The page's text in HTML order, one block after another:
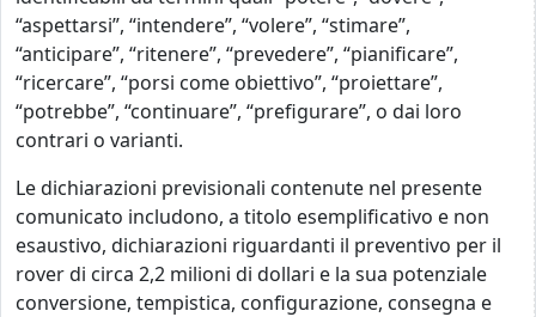
“aspettarsi”, “intendere”, “volere”, “stimare”,
“anticipare”, “ritenere”, “prevedere”, “pianificare”,
“ricercare”, “porsi come obiettivo”, “proiettare”,
“potrebbe”, “continuare”, “prefigurare”, o dai loro
contrari o varianti.
Le dichiarazioni previsionali contenute nel presente
comunicato includono, a titolo esemplificativo e non
esaustivo, dichiarazioni riguardanti il preventivo per il
rover di circa 2,2 milioni di dollari e la sua potenziale
conversione, tempistica, configurazione, consegna e